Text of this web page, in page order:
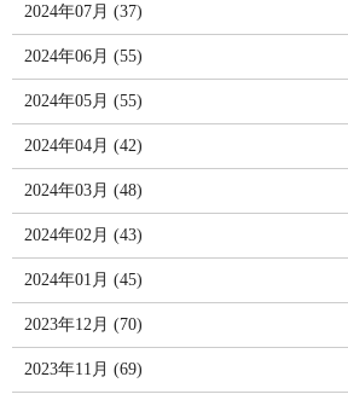
2024年07月 (37)
2024年06月 (55)
2024年05月 (55)
2024年04月 (42)
2024年03月 (48)
2024年02月 (43)
2024年01月 (45)
2023年12月 (70)
2023年11月 (69)